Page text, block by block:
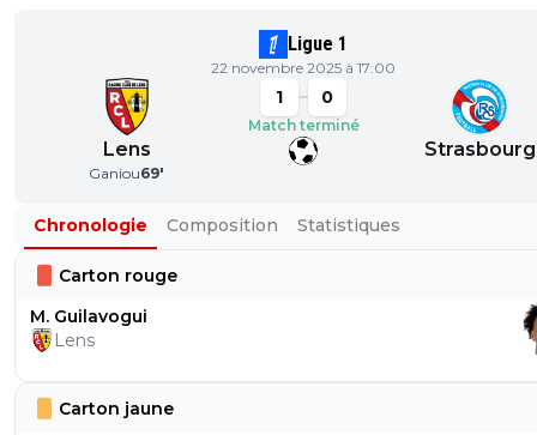
Ligue 1
22 novembre 2025 à 17:00
Lens
Ganiou69'
1 0
Match terminé
Strasbourg
Chronologie Composition Statistiques
Carton rouge
M. Guilavogui
Lens
Carton jaune